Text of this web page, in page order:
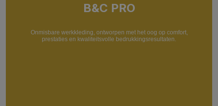
B&C PRO
Onmisbare werkkleding, ontworpen met het oog op comfort,
prestaties en kwaliteitsvolle bedrukkingsresultaten.